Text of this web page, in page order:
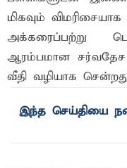
மிகவும்
அக்கரைப்பற்று
ஆரம்பமான
வீதி வழியாக